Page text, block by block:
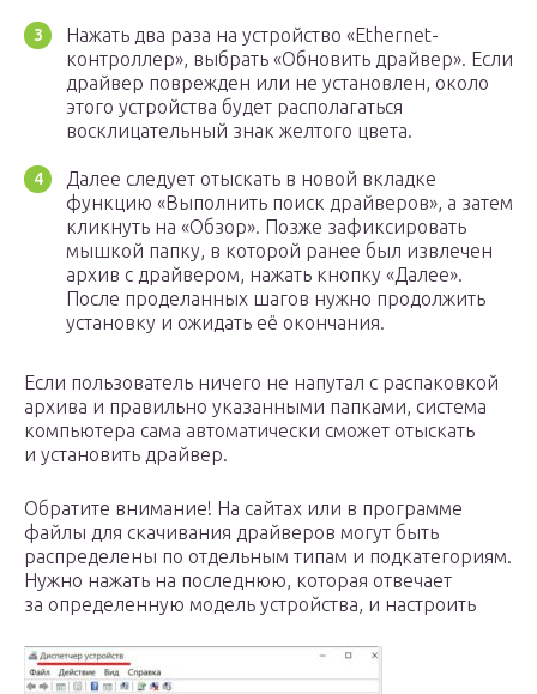
Нажать два раза на устройство «Ethernet-
контроллер», выбрать «Обновить драйвер». Если
драйвер поврежден или не установлен, около
этого устройства будет располагаться
восклицательный знак желтого цвета.
Далее следует отыскать в новой вкладке
функцию «Выполнить поиск драйверов», а затем
кликнуть на «Обзор». Позже зафиксировать
мышкой папку, в которой ранее был извлечен
архив с драйвером, нажать кнопку «Далее».
После проделанных шагов нужно продолжить
установку и ожидать её окончания.
Если пользователь ничего не напутал с распаковкой
архива и правильно указанными папками, система
компьютера сама автоматически сможет отыскать
и установить драйвер.
Обратите внимание! На сайтах или в программе
файлы для скачивания драйверов могут быть
распределены по отдельным типам и подкатегориям.
Нужно нажать на последнюю, которая отвечает
за определенную модель устройства, и настроить